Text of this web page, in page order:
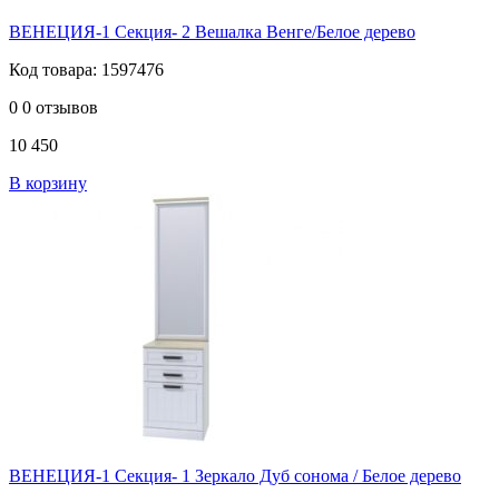
ВЕНЕЦИЯ-1 Секция- 2 Вешалка Венге/Белое дерево
Код товара: 1597476
0 0 отзывов
10 450
В корзину
ВЕНЕЦИЯ-1 Секция- 1 Зеркало Дуб сонома / Белое дерево